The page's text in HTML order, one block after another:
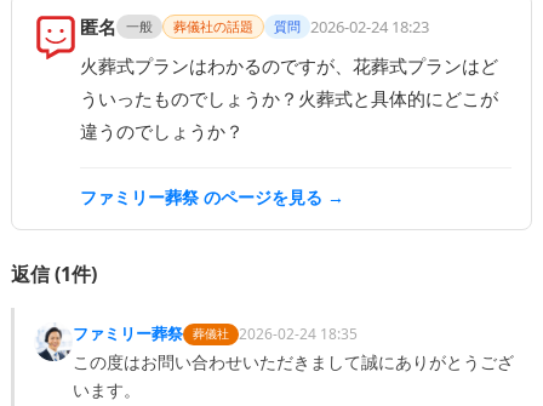
匿名 一般 葬儀社の話題 質問 2026-02-24 18:23
火葬式プランはわかるのですが、花葬式プランはど
ういったものでしょうか？火葬式と具体的にどこが
違うのでしょうか？
ファミリー葬祭のページを見る →
返信 (1件)
ファミリー葬祭 葬儀社 2026-02-24 18:35
この度はお問い合わせいただきまして誠にありがとうござ
います。